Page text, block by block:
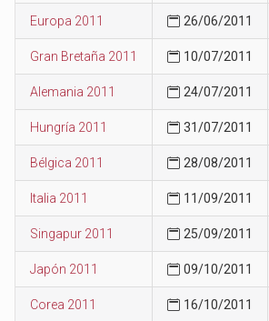
Europa 2011 26/06/2011
Gran Bretaña 2011 10/07/2011
Alemania 2011 24/07/2011
Hungría 2011 31/07/2011
Bélgica 2011 28/08/2011
Italia 2011 11/09/2011
Singapur 2011 25/09/2011
Japón 2011 09/10/2011
Corea 2011 16/10/2011